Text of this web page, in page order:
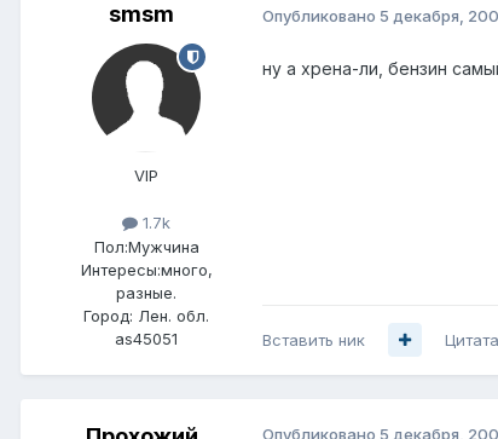
smsm
VIP
1.7k
Пол:Мужчина
Интересы:много,
разные.
Город: Лен. обл.
as45051
Опубликовано 5 декабря,
ну а хрена-ли, бензин
Вставить ник Цитата
Опубликовано 5 декабря,